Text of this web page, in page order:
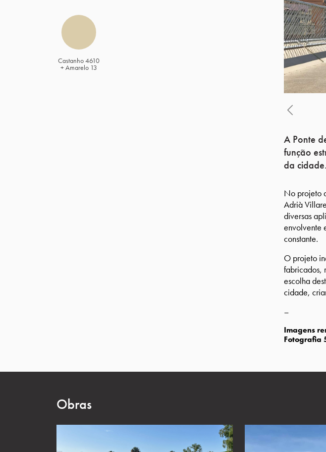
Castanho 4610
+ Amarelo 13
Previous
A Ponte
função
da cidade.
No projeto
Adrià
diversas
envolvente
constante.
O projeto
fabricados,
escolha
cidade,
–
Imagens
Fotografia
Obras